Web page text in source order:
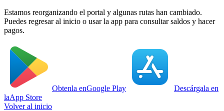
Estamos reorganizando el portal y algunas rutas han cambiado.
Puedes regresar al inicio o usar la app para consultar saldos y hacer
pagos.
Obtenla enGoogle Play
Descárgala en
laApp Store
Volver al inicio